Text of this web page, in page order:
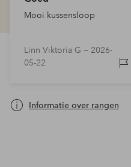
Mooi kussensloop
Linn Viktoria G — 2026-
05-22
Informatie over rangen